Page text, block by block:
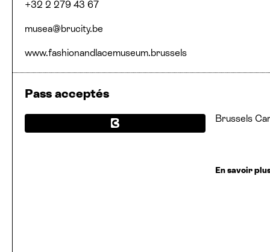
+32 2 279 43 67
musea@​brucity.​be
www.fashionandlacemuseum.brussels
Pass acceptés
Brussels
En savoir